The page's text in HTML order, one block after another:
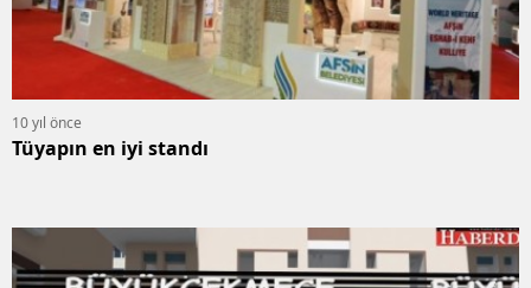
10 yıl önce
Tüyapın en iyi standı